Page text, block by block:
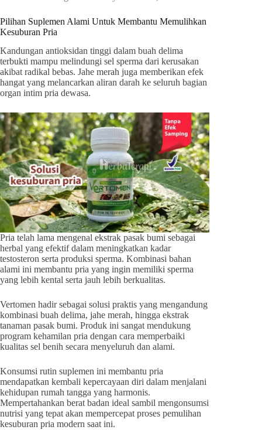
Pilihan Suplemen Alami Untuk Membantu Memulihkan
Kesuburan Pria
Kandungan antioksidan tinggi dalam buah delima
terbukti mampu melindungi sel sperma dari kerusakan
akibat radikal bebas. Jahe merah juga memberikan efek
hangat yang melancarkan aliran darah ke seluruh bagian
organ intim pria dewasa.
Pria telah lama mengenal ekstrak pasak bumi sebagai
herbal yang efektif dalam meningkatkan kadar
testosteron serta produksi sperma. Kombinasi bahan
alami ini membantu pria yang ingin memiliki sperma
yang lebih kental serta jauh lebih berkualitas.
Vertomen hadir sebagai solusi praktis yang mengandung
kombinasi buah delima, jahe merah, hingga ekstrak
tanaman pasak bumi. Produk ini sangat mendukung
program kehamilan pria dengan cara memperbaiki
kualitas sel benih secara menyeluruh dan alami.
Konsumsi rutin suplemen ini membantu pria
mendapatkan kembali kepercayaan diri dalam menjalani
kehidupan rumah tangga yang harmonis.
Mempertahankan berat badan ideal sambil mengonsumsi
nutrisi yang tepat akan mempercepat proses pemulihan
kesuburan pria modern saat ini.